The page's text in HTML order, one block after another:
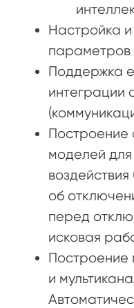
Настройка
параметров
Поддержка
интеграции
Построение
моделей
об
перед
исковая
Построение
и